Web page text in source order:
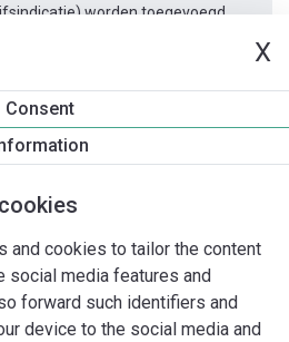
X
Consent
and cookies to tailor the content
social media features and
forward such identifiers and
device to the social media and
worden toegevoegd.